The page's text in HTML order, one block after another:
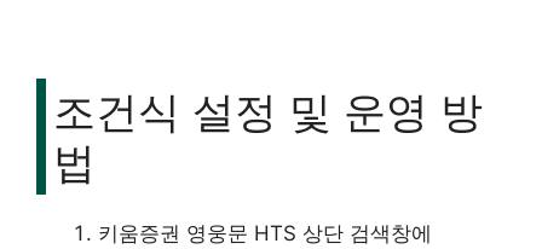
조건식 설정 및 운영 방
법
키움증권 영웅문 HTS 상단 검색창에